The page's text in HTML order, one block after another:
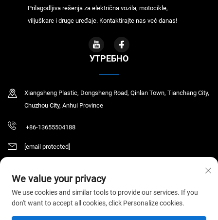
Prilagodljiva rešenja za električna vozila, motocikle,
viljuškare i druge uređaje. Kontaktirajte nas već danas!
УТРЕБНО
Xiangsheng Plastic, Dongsheng Road, Qinlan Town, Tianchang City,
Chuzhou City, Anhui Province
+86-13655504188
[email protected]
Ауторско право © 2026 Тијанчанг Чаочен Електронска Технологија Цо,
ЛТД. Сва права су задржана. Политике приватности
We value your privacy
We use cookies and similar tools to provide our services. If you
don't want to accept all cookies, click Personalize cookies.